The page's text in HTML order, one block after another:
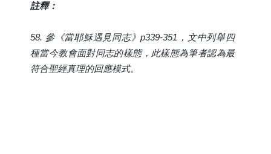
註釋：
58. 參《當耶穌遇見同志》p339-351，文中列舉四
種當今教會面對同志的樣態，此樣態為筆者認為最
符合聖經真理的回應模式。